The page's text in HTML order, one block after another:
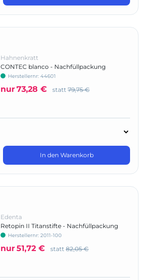
Hahnenkratt
CONTEC blanco - Nachfüllpackung
Herstellernr: 44601
nur73,28 € statt 79,75 €
In den Warenkorb
Edenta
Retopin II Titanstifte - Nachfüllpackung
Herstellernr: 2011-100
nur51,72 € statt 82,05 €